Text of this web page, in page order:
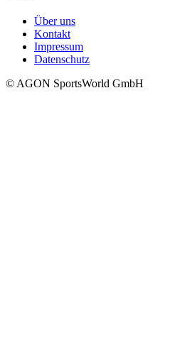
Über uns
Kontakt
Impressum
Datenschutz
© AGON SportsWorld GmbH